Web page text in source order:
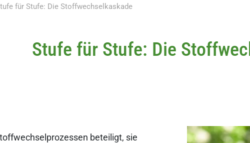
für Stufe: Die Stoffwechselkaskade
Stufe für Stufe: Die
beteiligt, sie